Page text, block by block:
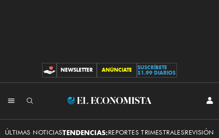
CONTRIBUCIONES
NEWSLETTER ANÚNCIATE
SUSCRÍBETE
$1.99 DIARIOS
El
Economista
ÚLTIMAS NOTICIASTENDENCIAS:REPORTES TRIMESTRALESREVISIÓN